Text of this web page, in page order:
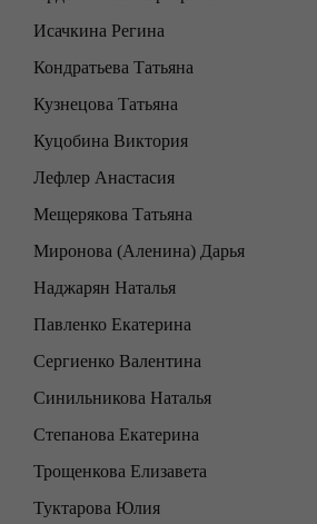
Исачкина Регина
Кондратьева Татьяна
Кузнецова Татьяна
Куцобина Виктория
Лефлер Анастасия
Мещерякова Татьяна
Миронова (Аленина) Дарья
Наджарян Наталья
Павленко Екатерина
Сергиенко Валентина
Синильникова Наталья
Степанова Екатерина
Трощенкова Елизавета
Туктарова Юлия